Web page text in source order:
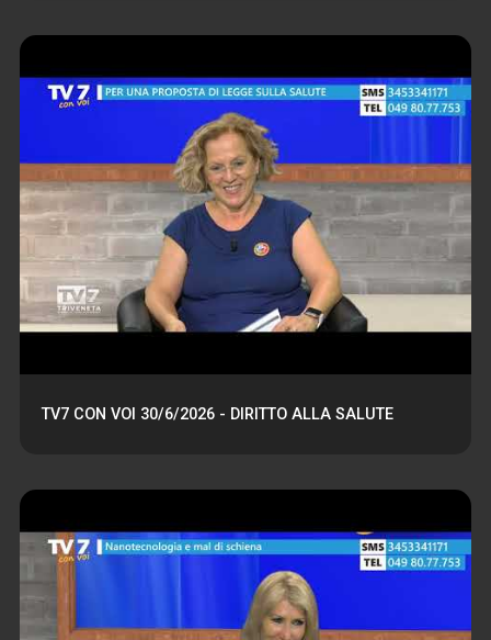
TV7 CON VOI 30/6/2026 - DIRITTO ALLA SALUTE